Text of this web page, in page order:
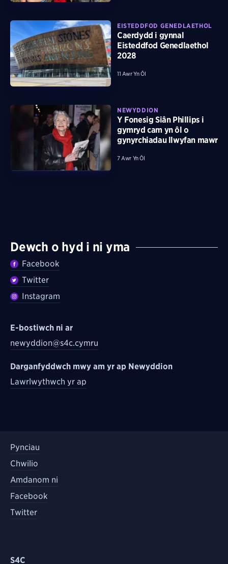
EISTEDDFOD GENEDLAETHOL
Caerdydd i gynnal
Eisteddfod Genedlaethol
2028
11 Awr Yn Ôl
NEWYDDION
Y Fonesig Siân Phillips i
gymryd cam yn ôl o
gynyrchiadau llwyfan mawr
7 Awr Yn Ôl
Dewch o hyd i ni yma
Facebook
Twitter
Instagram
E-bostiwch ni ar
newyddion@s4c.cymru
Darganfyddwch mwy am yr ap Newyddion
Lawrlwythwch yr ap
Pynciau
Chwilio
Amdanom ni
Facebook
Twitter
S4C